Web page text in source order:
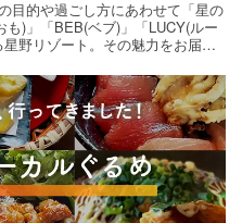
目的や過ごし方にあわせて「星の
)」「BEB(ベブ)」「LUCY(ルー
野リゾート。その魅力をお届け